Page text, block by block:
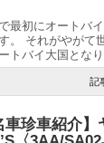
最初にオートバ
。 それがやがて
トバイ大国とな
記
車珍車紹介】